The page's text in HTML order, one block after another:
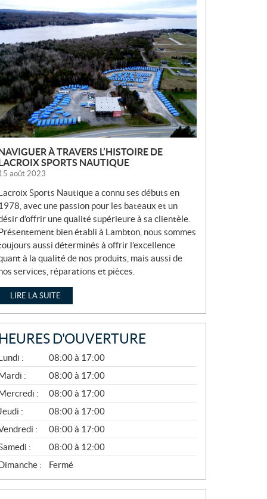
À TRAVERS L’HISTOIRE DE
SPORTS NAUTIQUE
août 2023
Sports Nautique a connu ses débuts en
avec une passion pour les bateaux et un
d’offrir une qualité supérieure à sa clientèle.
bien établi à Lambton, nous sommes
aussi déterminés à offrir l’excellence
à la qualité de nos produits, mais aussi de
services, réparations et pièces.
LIRE LA SUITE
HEURES D'OUVERTURE
:
08:00 à 17:00
:
08:00 à 17:00
:
08:00 à 17:00
Jeudi :
08:00 à 17:00
:
08:00 à 17:00
:
08:00 à 12:00
:
Fermé